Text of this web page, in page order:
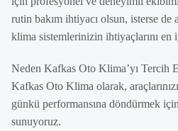
rutin bakım ihtiyacı olsun, isterse
klima sistemlerinizin ihtiyaçlarını en
Neden Kafkas Oto Klima’yı Tercih
Kafkas Oto Klima olarak,
günkü performansına döndürmek
sunuyoruz.